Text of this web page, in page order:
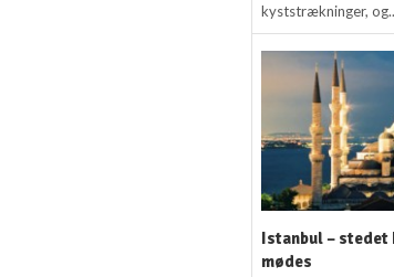
kyststrækninger,
Istanbul – stedet
mødes